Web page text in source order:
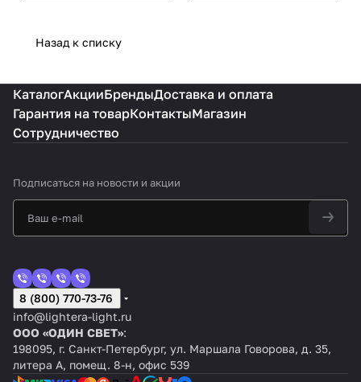
Назад к списку
КаталогАкцииБрендыДоставка и оплата
Гарантия на товарКонтактыМагазин
Сотрудничество
Подписаться на новости и акции
8 (800) 770-73-76
info@lightera-light.ru
ООО «ОДИН СВЕТ»:
198095, г. Санкт-Петербург, ул. Маршала Говорова, д. 35,
литера А, помещ. 8-н, офис 539